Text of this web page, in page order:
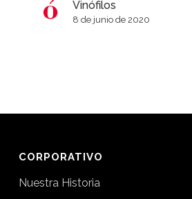
Vinófilos
8 de junio de 2020
CORPORATIVO
Nuestra Historia